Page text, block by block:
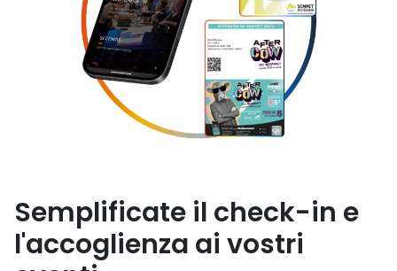
Semplificate il check-in e
l'accoglienza ai vostri